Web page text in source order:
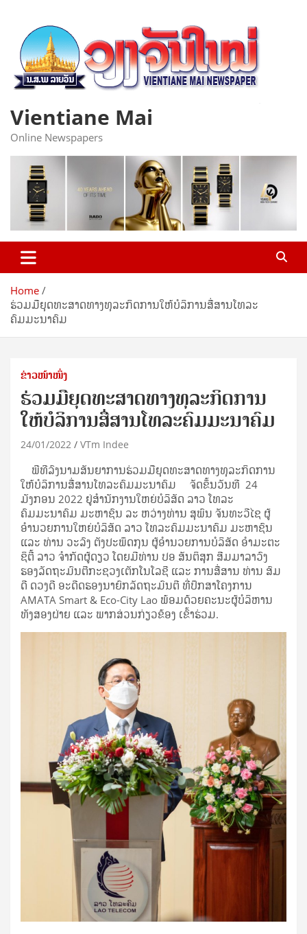
content
Vientiane Mai
Online Newspapers
Home
ຮ່ວມມືຍຸດທະສາດທາງທຸລະກິດການໃຫ້ບໍລິການສື່ສານໂທລະ
ຄົມມະນາຄົມ
ຂ່າວໜ້າໜຶ່ງ
ຮ່ວມມືຍຸດທະສາດທາງທຸລະກິດການ
ໃຫ້ບໍລິການສື່ສານໂທລະຄົມມະນາຄົມ
24/01/2022 VTm Indee
ພີທີລົງນາມສັນຍາການຮ່ວມມືຍຸດທະສາດທາງທຸລະກິດການ
ໃຫ້ບໍລິການສື່ສານໂທລະຄົມມະນາຄົມ ຈັດຂຶ້ນວັນທີ 24
ມັງກອນ 2022 ຢູ່ສຳນັກງານໃຫຍ່ບໍລິສັດ ລາວ ໂທລະ
ຄົມມະນາຄົມ ມະຫາຊົນ ລະ ຫວ່າງທ່ານ ສຸພົນ ຈັນທະວີໄຊ ຜູ້
ອຳນວຍການໃຫຍ່ບໍລິສັດ ລາວ ໂທລະຄົມມະນາຄົມ ມະຫາຊົນ
ແລະ ທ່ານ ວະລົງ ຕັງປະພຶດກຸນ ຜູ້ອຳນວຍການບໍລິສັດ ອໍາມະຕະ
ຊິຕີ້ ລາວ ຈໍາກັດຜູ້ດຽວ ໂດຍມີທ່ານ ປອ ສັນຕິສຸກ ສີມມາລາວົງ
ຮອງລັດຖະມົນຕີກະຊວງເຕັກໂນໂລຊີ ແລະ ການສື່ສານ ທ່ານ ສົມ
ດີ ດວງດີ ອະດີດຮອງນາຍົກລັດຖະມົນຕີ ທີ່ປຶກສາໂຄງການ
AMATA Smart & Eco-City La​o ພ້ອມດ້ວຍຄະນະຜູ້ບໍລິຫານ
ທັງສອງຝ່າຍ ແລະ ພາກສ່ວນກ່ຽວຂ້ອງ ເຂົ້າຮ່ວມ.